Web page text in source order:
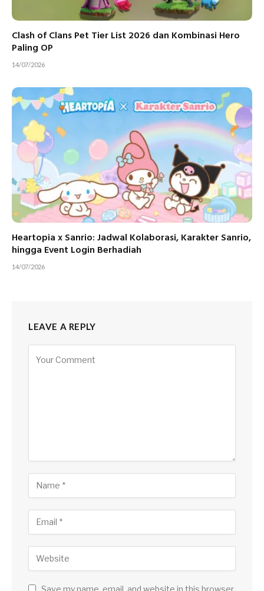
Clash of Clans Pet Tier List 2026 dan Kombinasi Hero
Paling OP
14/07/2026
Heartopia x Sanrio: Jadwal Kolaborasi, Karakter Sanrio,
hingga Event Login Berhadiah
14/07/2026
LEAVE A REPLY
Save my name, email, and website in this browser